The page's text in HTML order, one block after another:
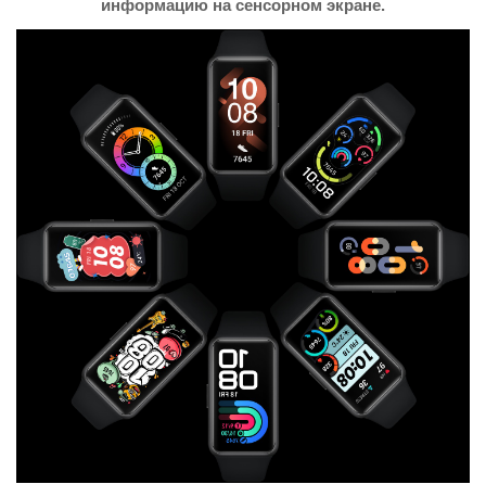
информацию на сенсорном экране.